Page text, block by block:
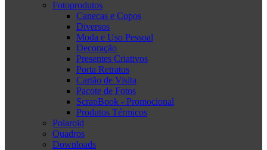
Fotoprodutos
Canecas e Copos
Diversos
Moda e Uso Pessoal
Decoração
Presentes Criativos
Porta Retratos
Cartão de Visita
Pacote de Fotos
ScrapBook - Promocional
Produtos Térmicos
Polaroid
Quadros
Downloads